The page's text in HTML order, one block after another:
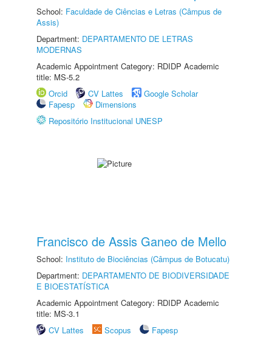
School: Faculdade de Ciências e Letras (Câmpus de
Assis)
Department: DEPARTAMENTO DE LETRAS
MODERNAS
Academic Appointment Category: RDIDP Academic
title: MS-5.2
Orcid
CV Lattes
Google Scholar
Fapesp
Dimensions
Repositório Institucional UNESP
Francisco de Assis Ganeo de Mello
School: Instituto de Biociências (Câmpus de Botucatu)
Department: DEPARTAMENTO DE BIODIVERSIDADE
E BIOESTATÍSTICA
Academic Appointment Category: RDIDP Academic
title: MS-3.1
CV Lattes
Scopus
Fapesp